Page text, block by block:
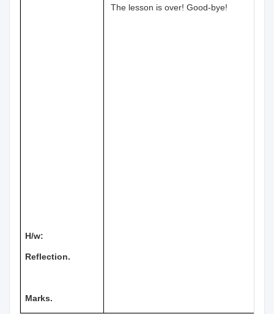
H/w:
Reflection.
Marks.
The lesson is over! Good-bye!